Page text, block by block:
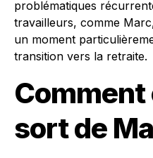
problématiques
travailleurs, comme
un moment
transition vers la retraite.
sort de